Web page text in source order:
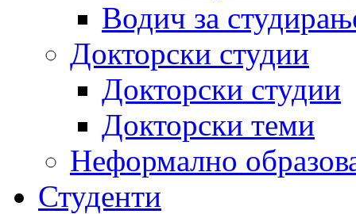
Водич за
Докторски студии
Докторски студии
Докторски теми
Неформално
Студенти